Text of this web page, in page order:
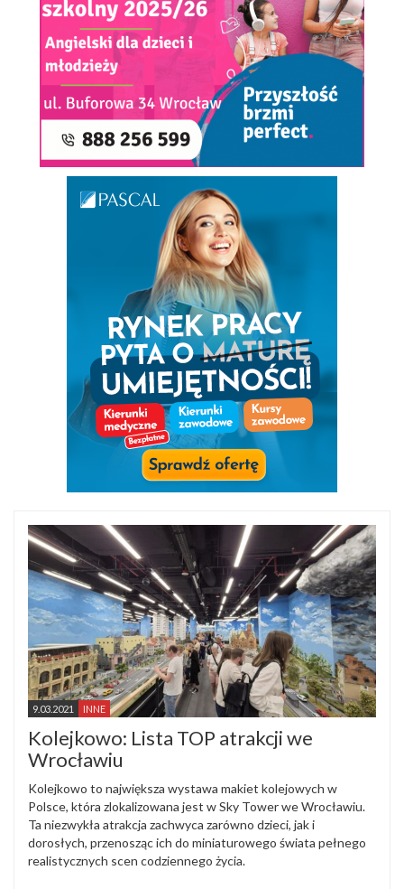
9.03.2021 INNE
Kolejkowo: Lista TOP atrakcji we
Wrocławiu
Kolejkowo to największa wystawa makiet kolejowych w
Polsce, która zlokalizowana jest w Sky Tower we Wrocławiu.
Ta niezwykła atrakcja zachwyca zarówno dzieci, jak i
dorosłych, przenosząc ich do miniaturowego świata pełnego
realistycznych scen codziennego życia.